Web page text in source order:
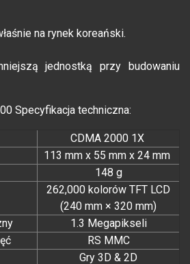
na rynek koreański.
jednostką przy budowaniu
Specyfikacja techniczna:
CDMA 2000 1X
113 mm x 55 mm x 24 mm
148 g
262,000 kolorów TFT LCD
(240 mm × 320 mm)
1.3 Megapikseli
RS MMC
Gry 3D & 2D